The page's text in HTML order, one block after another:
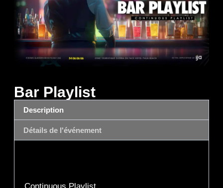
Bar Playlist
Description
Détails de l'événement